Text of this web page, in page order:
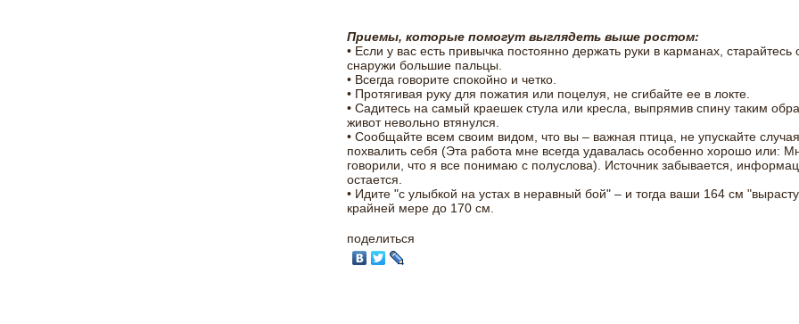
Приемы, которые помогут выглядеть выше ростом:
• Если у вас есть привычка постоянно держать руки в карманах, старайтесь
снаружи большие пальцы.
• Всегда говорите спокойно и четко.
• Протягивая руку для пожатия или поцелуя, не сгибайте ее в локте.
• Садитесь на самый краешек стула или кресла, выпрямив спину таким
живот невольно втянулся.
• Сообщайте всем своим видом, что вы – важная птица, не упускайте случая
похвалить себя (Эта работа мне всегда удавалась особенно хорошо или:
говорили, что я все понимаю с полуслова). Источник забывается,
остается.
• Идите "с улыбкой на устах в неравный бой" – и тогда ваши 164 см
крайней мере до 170 см.
поделиться